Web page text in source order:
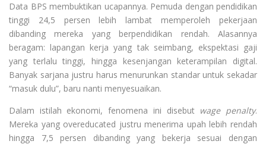
Data BPS membuktikan ucapannya. Pemuda dengan pendidikan
tinggi 24,5 persen lebih lambat memperoleh pekerjaan
dibanding mereka yang berpendidikan rendah. Alasannya
beragam: lapangan kerja yang tak seimbang, ekspektasi gaji
yang terlalu tinggi, hingga kesenjangan keterampilan digital.
Banyak sarjana justru harus menurunkan standar untuk sekadar
“masuk dulu”, baru nanti menyesuaikan.
Dalam istilah ekonomi, fenomena ini disebut wage penalty.
Mereka yang overeducated justru menerima upah lebih rendah
hingga 7,5 persen dibanding yang bekerja sesuai dengan